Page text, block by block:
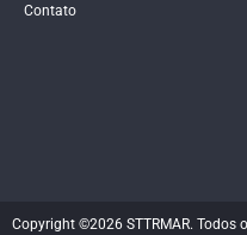
Contato
Copyright ©2026 STTRMAR. Todos